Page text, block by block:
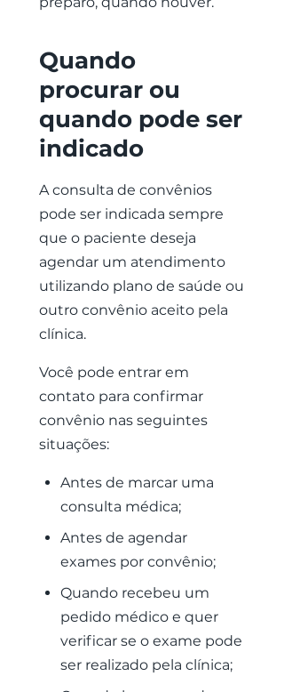
Quando
procurar ou
quando pode ser
indicado
A consulta de convênios
pode ser indicada sempre
que o paciente deseja
agendar um atendimento
utilizando plano de saúde ou
outro convênio aceito pela
clínica.
Você pode entrar em
contato para confirmar
convênio nas seguintes
situações:
Antes de marcar uma
consulta médica;
Antes de agendar
exames por convênio;
Quando recebeu um
pedido médico e quer
verificar se o exame pode
ser realizado pela clínica;